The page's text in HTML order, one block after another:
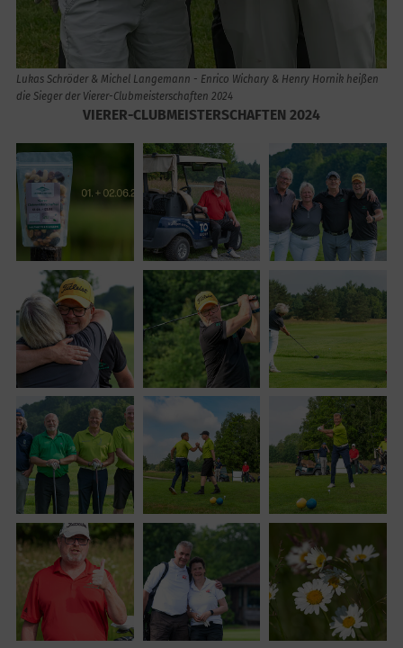
Lukas Schröder & Michel Langemann - Enrico Wichary & Henry Hornik heißen
die Sieger der Vierer-Clubmeisterschaften 2024
VIERER-CLUBMEISTERSCHAFTEN 2024